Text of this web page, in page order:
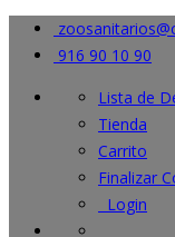
916 90 10 90
Lista de
Tienda
Carrito
Finalizar
Login